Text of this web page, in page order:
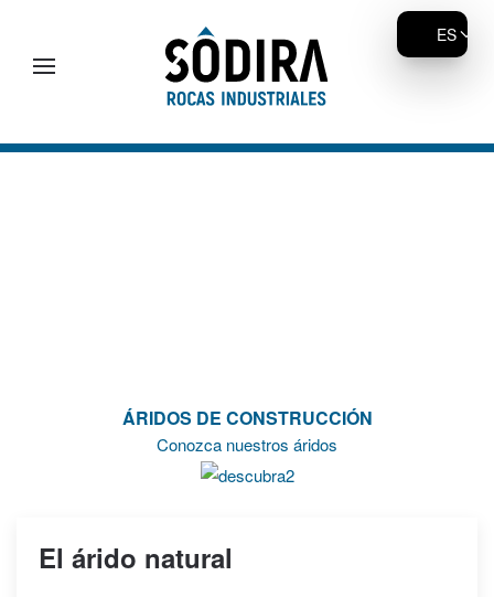
Skip to main content
ÁRIDOS DE CONSTRUCCIÓN
Conozca nuestros áridos
El árido natural
ES